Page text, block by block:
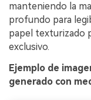
manteniendo la
profundo para
papel texturizado
exclusivo.
Ejemplo de
generado con